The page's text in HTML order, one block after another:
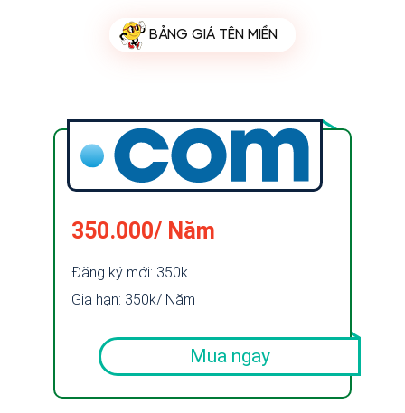
BẢNG GIÁ TÊN MIỀN
350.000/ Năm
Đăng ký mới: 350k
Gia hạn: 350k/ Năm
Mua ngay